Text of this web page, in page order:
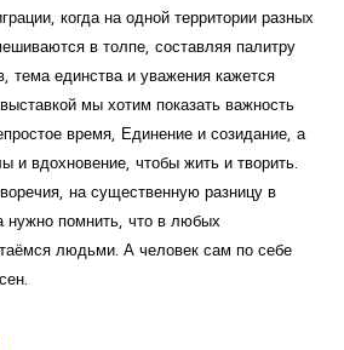
когда на одной территории разных
в толпе, составляя палитру
тема единства и уважения кажется
мы хотим показать важность
время, Единение и созидание, а
и вдохновение, чтобы жить и творить.
на существенную разницу в
нужно помнить, что в любых
людьми. А человек сам по себе